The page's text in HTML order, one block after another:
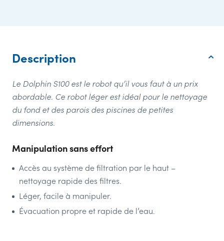
Description
Le Dolphin S100 est le robot qu’il vous faut à un prix
abordable. Ce robot léger est idéal pour le nettoyage
du fond et des parois des piscines de petites
dimensions.
Manipulation sans effort
Accès au système de filtration par le haut –
nettoyage rapide des filtres.
Léger, facile à manipuler.
Évacuation propre et rapide de l’eau.